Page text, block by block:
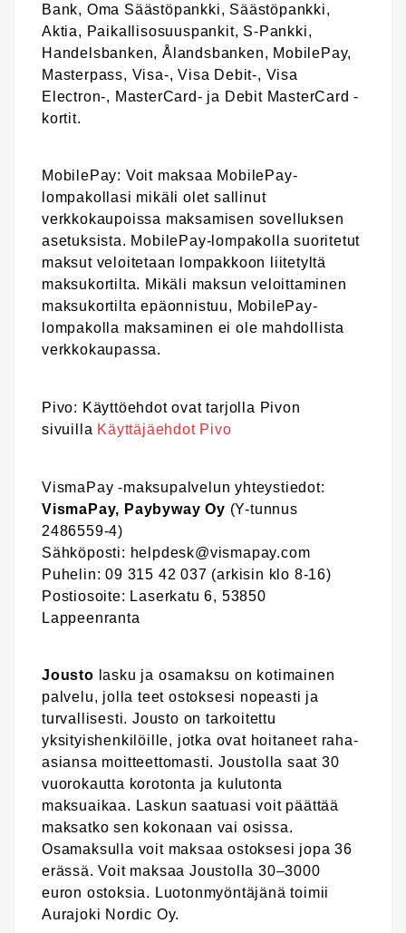
Bank, Oma Säästöpankki, Säästöpankki,
Aktia, Paikallisosuuspankit, S-Pankki,
Handelsbanken, Ålandsbanken, MobilePay,
Masterpass, Visa-, Visa Debit-, Visa
Electron-, MasterCard- ja Debit MasterCard -
kortit.
MobilePay: Voit maksaa MobilePay-
lompakollasi mikäli olet sallinut
verkkokaupoissa maksamisen sovelluksen
asetuksista. MobilePay-lompakolla suoritetut
maksut veloitetaan lompakkoon liitetyltä
maksukortilta. Mikäli maksun veloittaminen
maksukortilta epäonnistuu, MobilePay-
lompakolla maksaminen ei ole mahdollista
verkkokaupassa.
Pivo: Käyttöehdot ovat tarjolla Pivon
sivuilla Käyttäjäehdot Pivo
VismaPay -maksupalvelun yhteystiedot:
VismaPay, Paybyway Oy (Y-tunnus
2486559-4)
Sähköposti: helpdesk@vismapay.com
Puhelin: 09 315 42 037 (arkisin klo 8-16)
Postiosoite: Laserkatu 6, 53850
Lappeenranta
Jousto lasku ja osamaksu on kotimainen
palvelu, jolla teet ostoksesi nopeasti ja
turvallisesti. Jousto on tarkoitettu
yksityishenkilöille, jotka ovat hoitaneet raha-
asiansa moitteettomasti. Joustolla saat 30
vuorokautta korotonta ja kulutonta
maksuaikaa. Laskun saatuasi voit päättää
maksatko sen kokonaan vai osissa.
Osamaksulla voit maksaa ostoksesi jopa 36
erässä. Voit maksaa Joustolla 30–3000
euron ostoksia. Luotonmyöntäjänä toimii
Aurajoki Nordic Oy.